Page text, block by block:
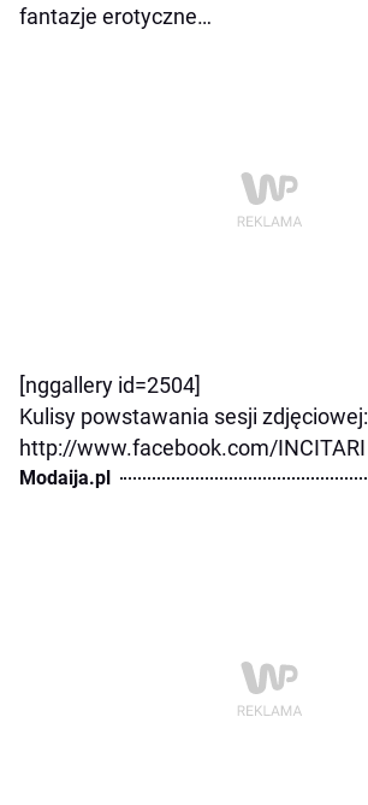
fantazje erotyczne…
[nggallery id=2504]
Kulisy powstawania sesji zdjęciowej:
http://www.facebook.com/INCITARI
Modaija.pl